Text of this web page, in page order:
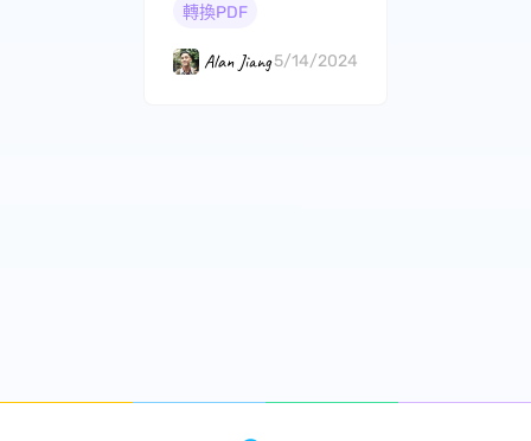
轉換PDF
Alan Jiang5/14/2024